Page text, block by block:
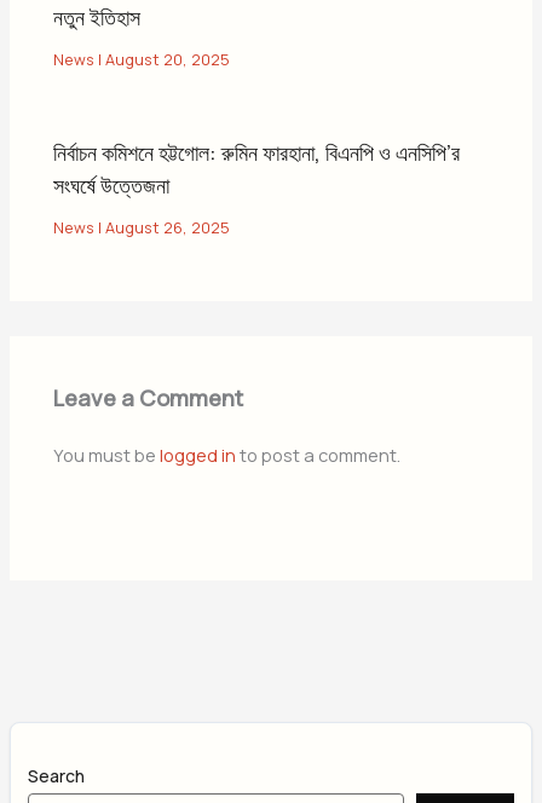
নতুন ইতিহাস
News |August 20, 2025
নির্বাচন কমিশনে হট্টগোল: রুমিন ফারহানা, বিএনপি ও এনসিপি’র
সংঘর্ষে উত্তেজনা
News |August 26, 2025
Leave a Comment
You must belogged in to post a comment.
Search